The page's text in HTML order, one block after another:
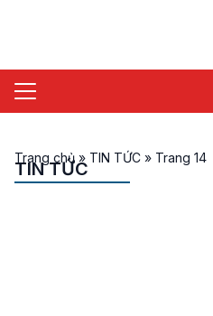
Trang chủ » TIN TỨC » Trang 14
TIN TỨC